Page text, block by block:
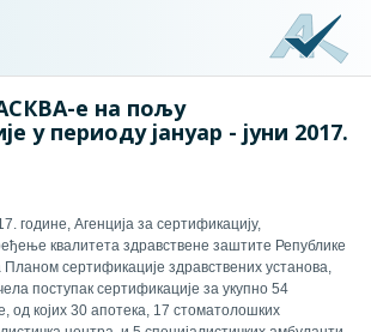
е на пољу
у периоду јануар - јуни 2017.
године, Агенција за сертификацију,
квалитета здравствене заштите Републике
Планом сертификације здравствених установа,
поступак сертификације за укупно 54
од којих 30 апотека, 17 стоматолошких